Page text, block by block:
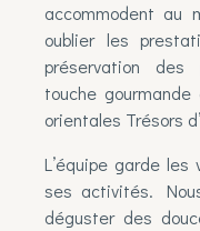
accommodent au
oublier les
préservation
touche
orientales Trésors
L’équipe garde
ses activités.
déguster des